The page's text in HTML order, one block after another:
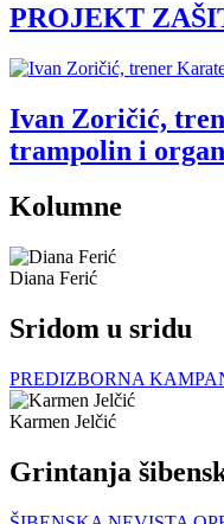
PROJEKT
Ivan Zoričić,
trampolin i
Kolumne
Diana Ferić
Sridom u sridu
PREDIZBORNA
Karmen Jelčić
Grintanja